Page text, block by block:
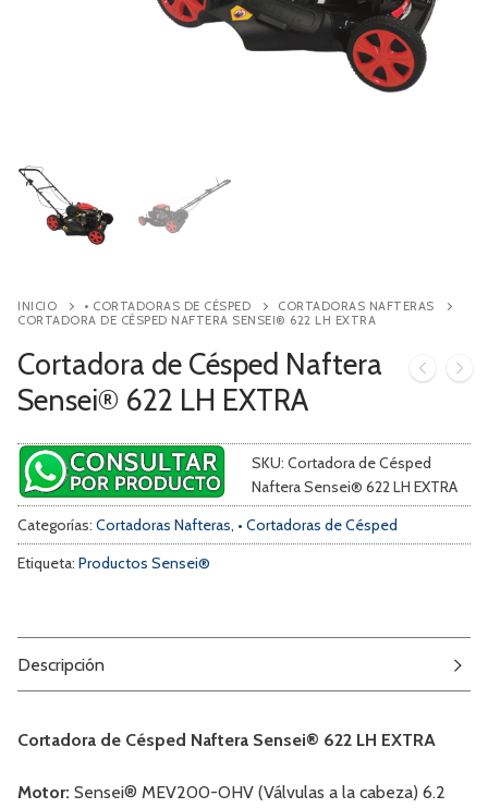
Contacto
INICIO • CORTADORAS DE CÉSPED
CORTADORAS NAFTERAS
CORTADORA DE CÉSPED NAFTERA SENSEI® 622 LH EXTRA
Cortadora de Césped Naftera
Sensei® 622 LH EXTRA
SKU: Cortadora de Césped
Naftera Sensei® 622 LH EXTRA
Categorías: Cortadoras Nafteras, • Cortadoras de Césped
Etiqueta: Productos Sensei®
Descripción
Cortadora de Césped Naftera Sensei® 622 LH EXTRA
Motor: Sensei® MEV200-OHV (Válvulas a la cabeza) 6.2